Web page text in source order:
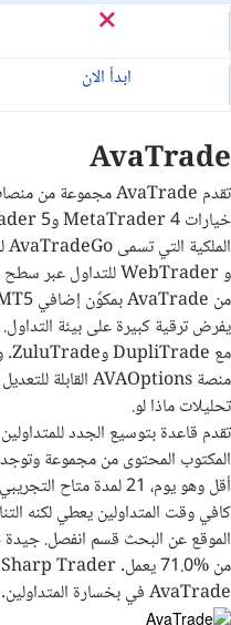
ابدأ الان
AvaTrade
تقدم AvaTradeمجموعة من
خياراتMetaTrader 4و5
الملكية التي تسمىAvaTradeGo
وWebTraderللتداول عبر
من AvaTradeبمكوِّن إضافي
يفرض ترقية كبيرة على بيئة
مع DupliTradeوZuluTrade
.
منصةAVAOptionsالقابلة
تحليلات ماذا لو.
تقدم
للمتداولينالجدد بتوسيعقاعدة
وتوجدمجموعةمنالمحتوى المكتوب
التجريبي متاحلمدة يوم،وهوأقل
لكنهيعطيالمتداولين وقتكافي
جيدة.انفصل قسم البحث عنالموقع
Trader.يعمل
من
المتداولين بخسارةفيAvaTrade
.